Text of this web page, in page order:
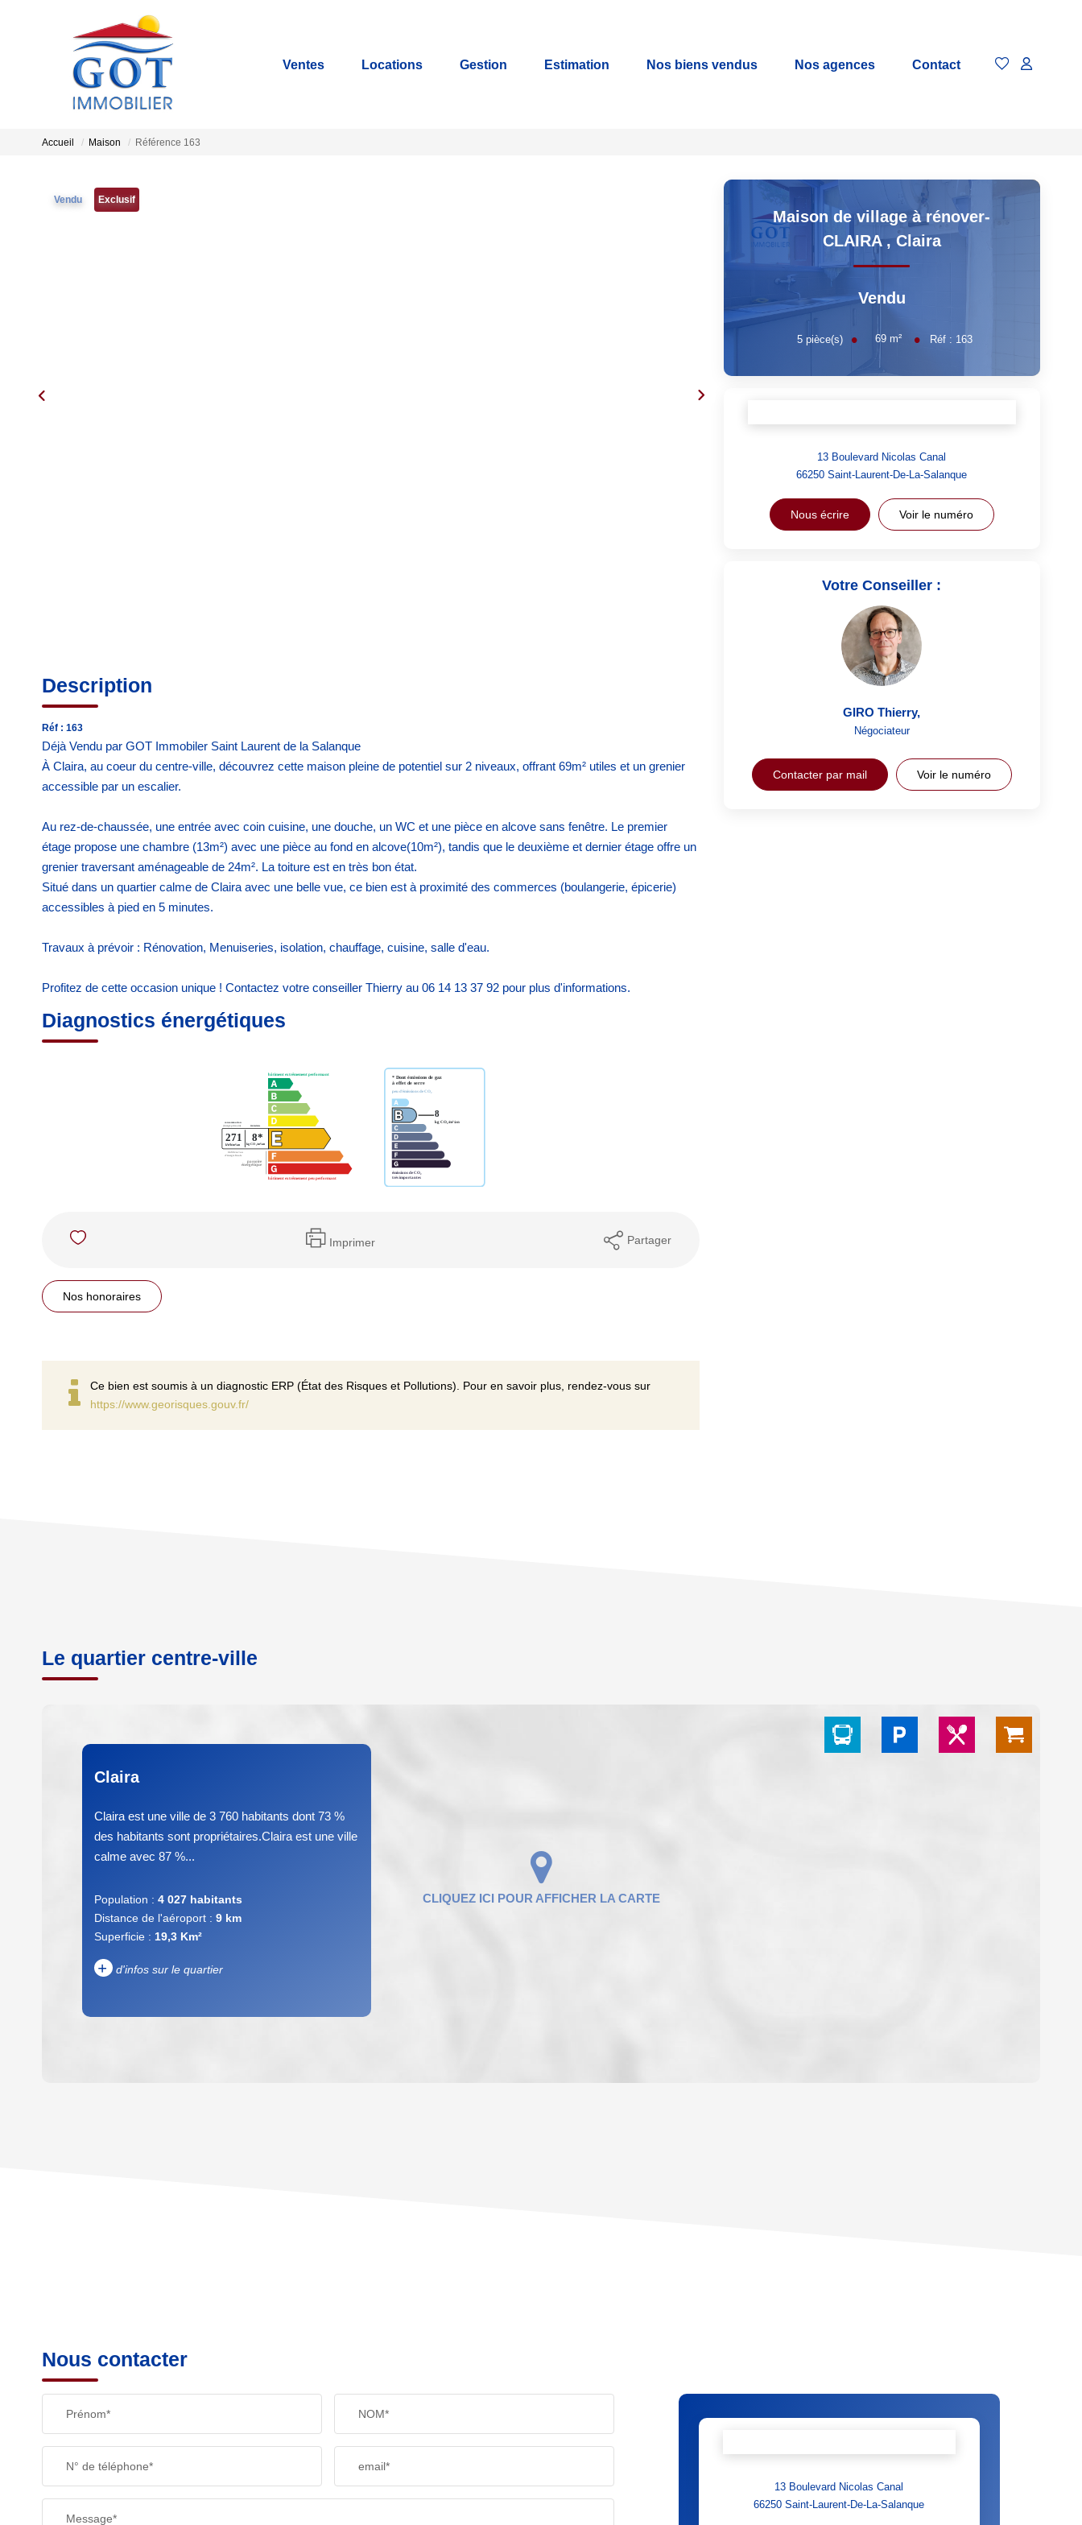
Ventes Locations Gestion Estimation Nos biens vendus Nos agences Contact
Accueil Maison Référence 163
Vendu Exclusif
Description
Réf : 163
Déjà Vendu par GOT Immobiler Saint Laurent de la Salanque
À Claira, au coeur du centre-ville, découvrez cette maison pleine de potentiel sur 2 niveaux, offrant 69m² utiles et un grenier
accessible par un escalier.
Au rez-de-chaussée, une entrée avec coin cuisine, une douche, un WC et une pièce en alcove sans fenêtre. Le premier
étage propose une chambre (13m²) avec une pièce au fond en alcove(10m²), tandis que le deuxième et dernier étage offre un
grenier traversant aménageable de 24m². La toiture est en très bon état.
Situé dans un quartier calme de Claira avec une belle vue, ce bien est à proximité des commerces (boulangerie, épicerie)
accessibles à pied en 5 minutes.
Travaux à prévoir : Rénovation, Menuiseries, isolation, chauffage, cuisine, salle d'eau.
Profitez de cette occasion unique ! Contactez votre conseiller Thierry au 06 14 13 37 92 pour plus d'informations.
Diagnostics énergétiques
Imprimer Partager
Nos honoraires
Ce bien est soumis à un diagnostic ERP (État des Risques et Pollutions). Pour en savoir plus, rendez-vous sur
https://www.georisques.gouv.fr/
Maison de village à rénover-
CLAIRA , Claira
Vendu
5pièce(s) 69 m² Réf : 163
13 Boulevard Nicolas Canal
66250Saint-Laurent-De-La-Salanque
Nous écrire Voir le numéro
Votre Conseiller :
GIRO Thierry,
Négociateur
Contacter par mail Voir le numéro
Le quartier centre-ville
Claira
Claira est une ville de 3 760 habitants dont 73 %
des habitants sont propriétaires.Claira est une ville
calme avec 87 %...
Population : 4 027 habitants
Distance de l'aéroport : 9 km
Superficie : 19,3 Km²
+ d'infos sur le quartier
Nous contacter
Prénom* NOM*
N° de téléphone* email*
Message*
13 Boulevard Nicolas Canal
66250Saint-Laurent-De-La-Salanque